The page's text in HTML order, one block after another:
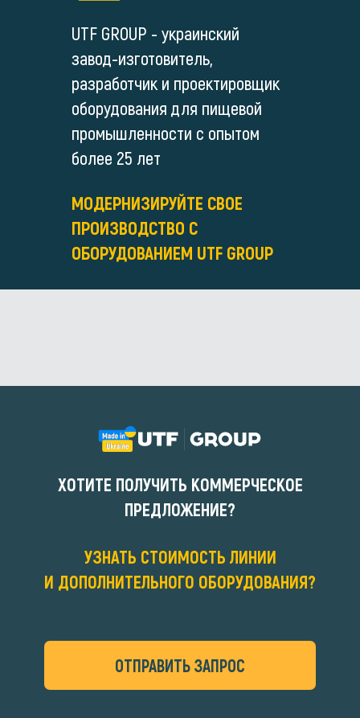
UTF GROUP - украинский
завод-изготовитель,
разработчик и проектировщик
оборудования для пищевой
промышленности с опытом
более 25 лет
МОДЕРНИЗИРУЙТЕ СВОЕ
ПРОИЗВОДСТВО С
ОБОРУДОВАНИЕМ UTF GROUP
ХОТИТЕ ПОЛУЧИТЬ КОММЕРЧЕСКОЕ
ПРЕДЛОЖЕНИЕ?
УЗНАТЬ СТОИМОСТЬ ЛИНИИ
И ДОПОЛНИТЕЛЬНОГО ОБОРУДОВАНИЯ?
ОТПРАВИТЬ ЗАПРОС